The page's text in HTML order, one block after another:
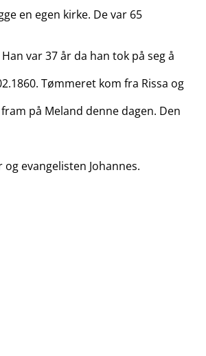
en egen kirke. De var 65
var 37 år da han tok på seg å
Tømmeret kom fra Rissa og
på Meland denne dagen. Den
evangelisten Johannes.